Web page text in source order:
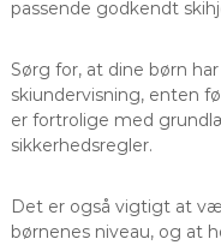
passende godkendt
Sørg for, at dine børn
skiundervisning, enten
er fortrolige med
sikkerhedsregler.
Det er også vigtigt at
børnenes niveau, og at